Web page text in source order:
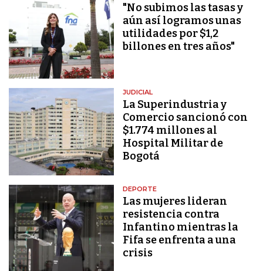
"No subimos las tasas y
aún así logramos unas
utilidades por $1,2
billones en tres años"
JUDICIAL
La Superindustria y
Comercio sancionó con
$1.774 millones al
Hospital Militar de
Bogotá
DEPORTE
Las mujeres lideran
resistencia contra
Infantino mientras la
Fifa se enfrenta a una
crisis